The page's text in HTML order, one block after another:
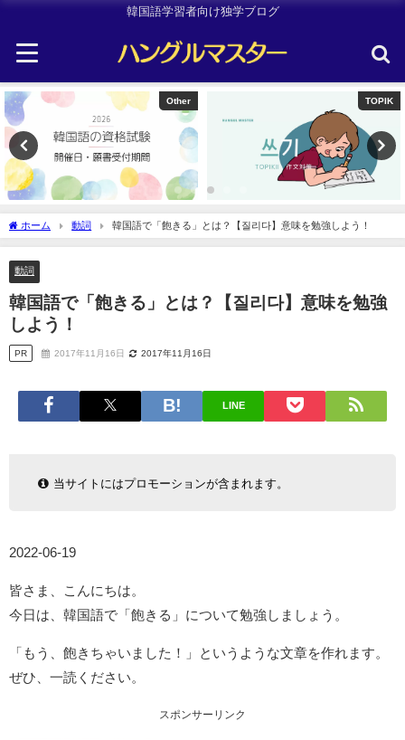
韓国語学習者向け独学ブログ
Other TOPIK
ホーム 動詞 韓国語で「飽きる」とは？【질리다】意味を勉強しよう！
動詞
韓国語で「飽きる」とは？【질리다】意味を勉強
しよう！
PR 2017年11月16日 2017年11月16日
LINE
当サイトにはプロモーションが含まれます。
2022-06-19
皆さま、こんにちは。
今日は、韓国語で「飽きる」について勉強しましょう。
「もう、飽きちゃいました！」というような文章を作れます。
ぜひ、一読ください。
スポンサーリンク